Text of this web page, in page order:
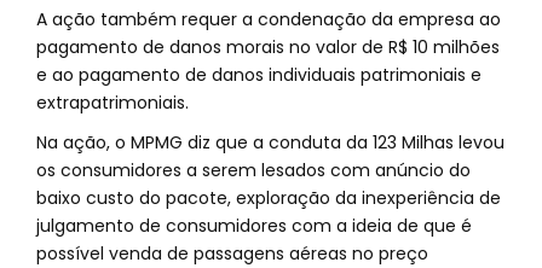
A ação também requer a condenação da empresa ao
pagamento de danos morais no valor de R$ 10 milhões
e ao pagamento de danos individuais patrimoniais e
extrapatrimoniais.
Na ação, o MPMG diz que a conduta da 123 Milhas levou
os consumidores a serem lesados com anúncio do
baixo custo do pacote, exploração da inexperiência de
julgamento de consumidores com a ideia de que é
possível venda de passagens aéreas no preço